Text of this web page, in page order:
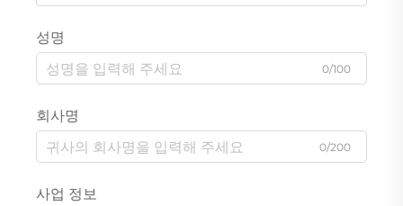
성명
0/100
회사명
0/200
사업 정보